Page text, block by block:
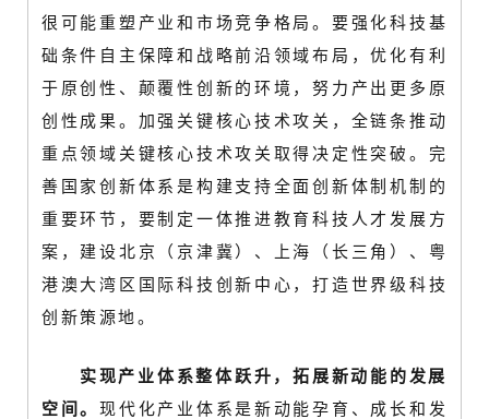
很可能重塑产业和市场竞争格局。要强化科技基
础条件自主保障和战略前沿领域布局，优化有利
于原创性、颠覆性创新的环境，努力产出更多原
创性成果。加强关键核心技术攻关，全链条推动
重点领域关键核心技术攻关取得决定性突破。完
善国家创新体系是构建支持全面创新体制机制的
重要环节，要制定一体推进教育科技人才发展方
案，建设北京（京津冀）、上海（长三角）、粤
港澳大湾区国际科技创新中心，打造世界级科技
创新策源地。
实现产业体系整体跃升，拓展新动能的发展
空间。现代化产业体系是新动能孕育、成长和发